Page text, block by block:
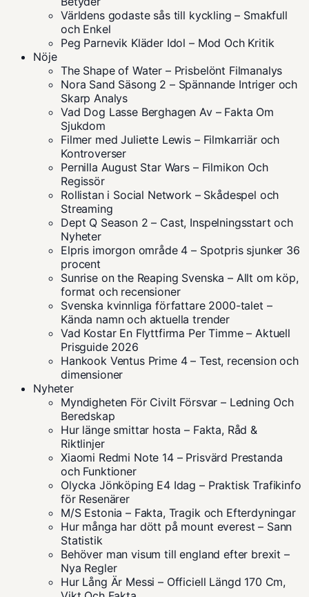
Världens godaste sås till kyckling – Smakfull
och Enkel
Peg Parnevik Kläder Idol – Mod Och Kritik
Nöje
The Shape of Water – Prisbelönt Filmanalys
Nora Sand Säsong 2 – Spännande Intriger och
Skarp Analys
Vad Dog Lasse Berghagen Av – Fakta Om
Sjukdom
Filmer med Juliette Lewis – Filmkarriär och
Kontroverser
Pernilla August Star Wars – Filmikon Och
Regissör
Rollistan i Social Network – Skådespel och
Streaming
Dept Q Season 2 – Cast, Inspelningsstart och
Nyheter
Elpris imorgon område 4 – Spotpris sjunker 36
procent
Sunrise on the Reaping Svenska – Allt om köp,
format och recensioner
Svenska kvinnliga författare 2000-talet –
Kända namn och aktuella trender
Vad Kostar En Flyttfirma Per Timme – Aktuell
Prisguide 2026
Hankook Ventus Prime 4 – Test, recension och
dimensioner
Nyheter
Myndigheten För Civilt Försvar – Ledning Och
Beredskap
Hur länge smittar hosta – Fakta, Råd &
Riktlinjer
Xiaomi Redmi Note 14 – Prisvärd Prestanda
och Funktioner
Olycka Jönköping E4 Idag – Praktisk Trafikinfo
för Resenärer
M/S Estonia – Fakta, Tragik och Efterdyningar
Hur många har dött på mount everest – Sann
Statistik
Behöver man visum till england efter brexit –
Nya Regler
Hur Lång Är Messi – Officiell Längd 170 Cm,